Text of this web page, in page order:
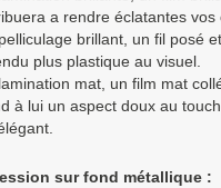
a rendre éclatantes vos
brillant, un fil posé
plus plastique au visuel.
mat, un film mat
à lui un aspect doux au
sur fond métallique :